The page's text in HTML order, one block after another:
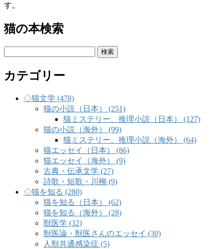
す。
猫の本検索
カテゴリー
◇猫文学 (478)
猫の小説（日本） (251)
猫ミステリー、推理小説（日本） (127)
猫の小説（海外） (99)
猫ミステリー、推理小説（海外） (64)
猫エッセイ（日本） (86)
猫エッセイ（海外） (9)
古典・伝承文学 (27)
詩歌・短歌・川柳 (9)
◇猫を知る (280)
猫を知る（日本） (62)
猫を知る（海外） (28)
獣医学 (32)
獣医論・獣医さんのエッセイ (30)
人獣共通感染症 (5)